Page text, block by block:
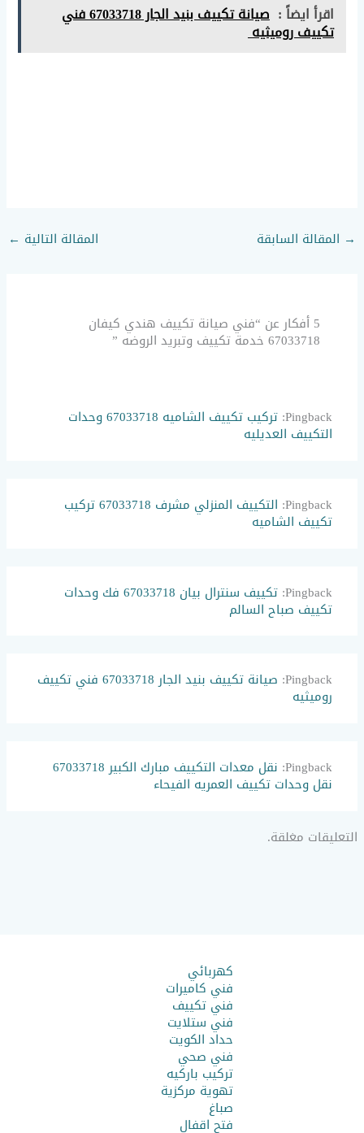
اقرأ ايضاً : صيانة تكييف بنيد الجار 67033718 فني
تكييف روميثيه
→ المقالة السابقة المقالة التالية ←
5 أفكار عن “فني صيانة تكييف هندي كيفان
67033718 خدمة تكييف وتبريد الروضه ”
Pingback: تركيب تكييف الشاميه 67033718 وحدات
التكييف العديليه
Pingback: التكييف المنزلي مشرف 67033718 تركيب
تكييف الشاميه
Pingback: تكييف سنترال بيان 67033718 فك وحدات
تكييف صباح السالم
Pingback: صيانة تكييف بنيد الجار 67033718 فني تكييف
روميثيه
Pingback: نقل معدات التكييف مبارك الكبير 67033718
نقل وحدات تكييف العمريه الفيحاء
التعليقات مغلقة.
كهربائي
فني كاميرات
فني تكييف
فني ستلايت
حداد الكويت
فني صحي
تركيب باركيه
تهوية مركزية
صباغ
فتح اقفال